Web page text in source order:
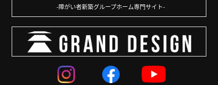
障がい者新築グループホーム専門サイト